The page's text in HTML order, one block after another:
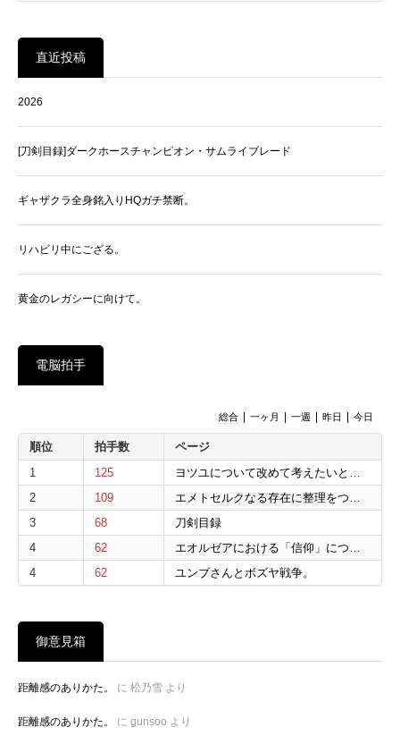
直近投稿
2026
[刀剣目録]ダークホースチャンピオン・サムライブレード
ギャザクラ全身銘入りHQガチ禁断。
リハビリ中にござる。
黄金のレガシーに向けて。
電脳拍手
総合 | 一ヶ月 | 一週 | 昨日 | 今日
順位 拍手数
ページ
1
125
2
109
3
68
刀剣目録
4
62
4
62 ユンブさんとボズヤ戦争。
御意見箱
距離感のありかた。 に 松乃雪 より
距離感のありかた。 に gunsoo より